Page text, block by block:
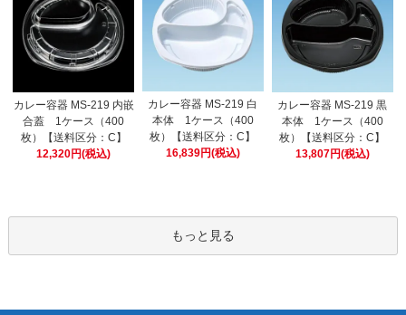
カレー容器 MS-219 内嵌
合蓋 1ケース（400
枚）【送料区分：C】
12,320円(税込)
カレー容器 MS-219 白
本体 1ケース（400
枚）【送料区分：C】
16,839円(税込)
カレー容器 MS-219 黒
本体 1ケース（400
枚）【送料区分：C】
13,807円(税込)
もっと見る